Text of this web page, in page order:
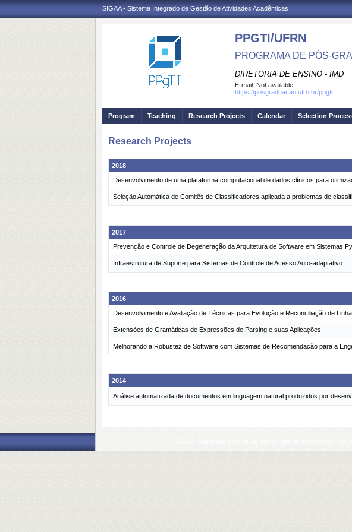
SIGAA - Sistema Integrado de Gestão de Atividades Acadêmicas
PPGTI/UFRN
PROGRAMA DE PÓS-
DIRETORIA DE ENSINO - IMD
E-mail: Not available
https://posgraduacao.ufrn.br/ppgti
Program Teaching Research Projects Calendar Selection
Research Projects
2018
Desenvolvimento de uma plataforma computacional de dados clínicos para
Seleção Automática de Comitês de Classificadores aplicada a problemas de
2017
Prevenção e Controle de Degeneração da Arquitetura de Software em Sistemas
Infraestrutura de Suporte para Sistemas de Controle de Acesso Auto-adaptativo
2016
Desenvolvimento e Avaliação de Técnicas para Evolução e Reconciliação de
Extensões de Gramáticas de Expressões de Parsing e suas Aplicações
Melhorando a Robustez de Software com Sistemas de Recomendação para a
2014
Análise automatizada de documentos em linguagem natural produzidos por